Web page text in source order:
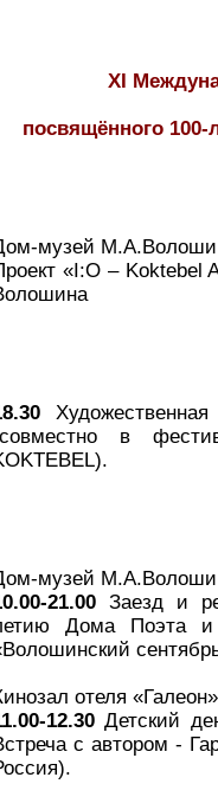
XІ
посвящённого
музей
«I:O –
в
музей
21.00 Заезд и
Дома Поэта и
отеля
12.30Детский
с автором -